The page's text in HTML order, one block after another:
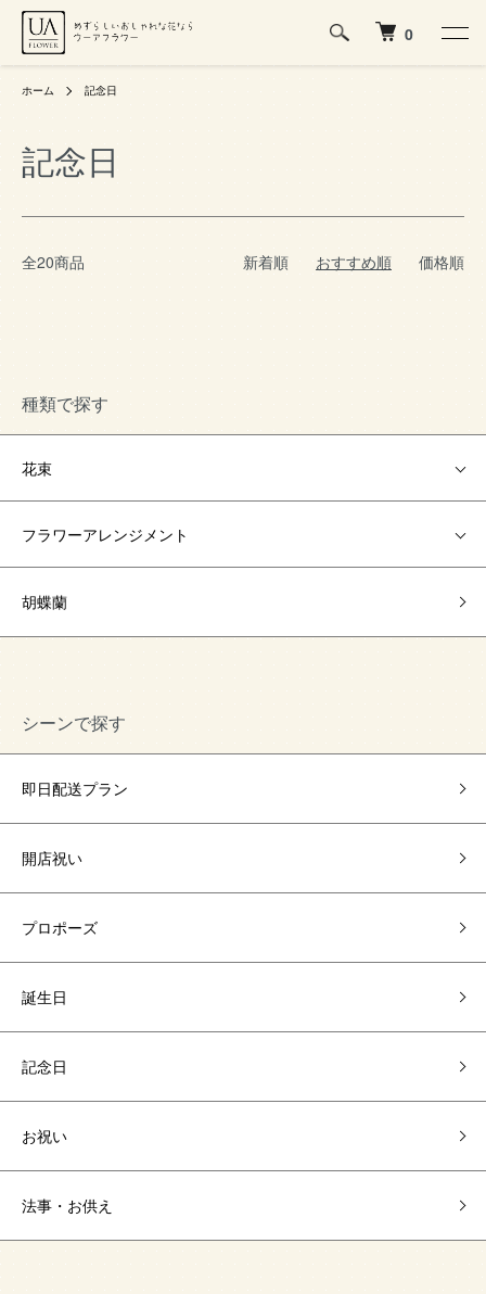
0
ホーム 記念日
記念日
全20商品 新着順 おすすめ順 価格順
種類で探す
花束
フラワーアレンジメント
胡蝶蘭
シーンで探す
即日配送プラン
開店祝い
プロポーズ
誕生日
記念日
お祝い
法事・お供え